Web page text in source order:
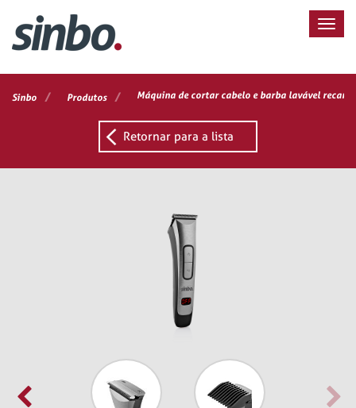
Sinbo / Produtos / Máquina de cortar cabelo e barba lavável
Retornar para a lista